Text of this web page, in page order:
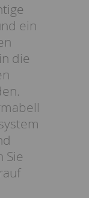
ein
die
Sie